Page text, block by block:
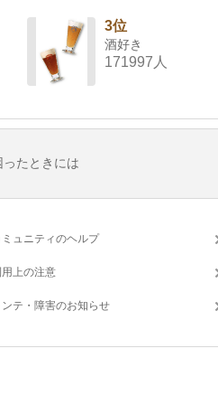
3位
酒好き
171997人
ったときには
ミュニティのヘルプ
上の注意
ンテ・障害のお知らせ